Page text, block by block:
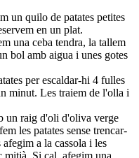
un quilo de patates petites
en un plat.
una ceba tendra, la tallem
bol amb aigua i unes gotes
per escaldar-hi 4 fulles
minut. Les traiem de l'olla i
un raig d'oli d'oliva verge
les patates sense trencar-
a la cassola i les